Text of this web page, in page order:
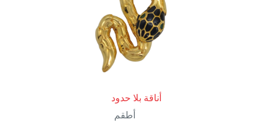
أناقة بلا حدود
أطقم